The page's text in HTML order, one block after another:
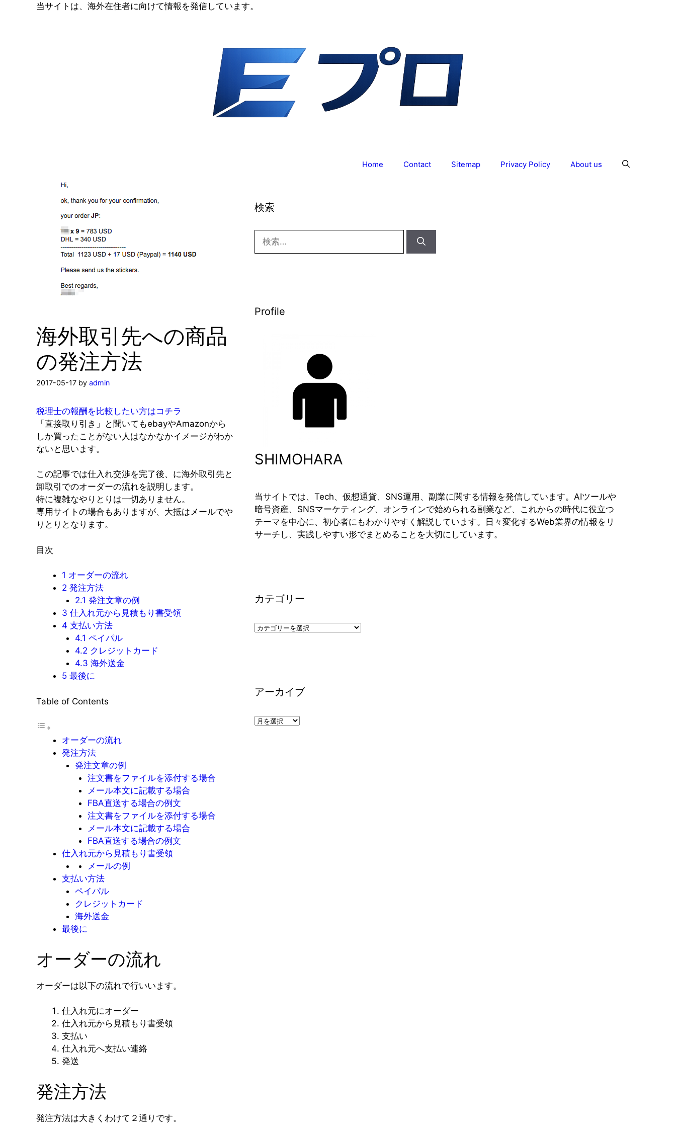
当サイトは、海外在住者に向けて情報を発信しています。
Home Contact Sitemap Privacy Policy About us
海外取引先への商品
の発注方法
2017-05-17 by admin
税理士の報酬を比較したい方はコチラ
「直接取り引き」と聞いてもebayやAmazonから
しか買ったことがない人はなかなかイメージがわか
ないと思います。
この記事では仕入れ交渉を完了後、に海外取引先と
卸取引でのオーダーの流れを説明します。
特に複雑なやりとりは一切ありません。
専用サイトの場合もありますが、大抵はメールでや
りとりとなります。
目次
1 オーダーの流れ
2 発注方法
2.1 発注文章の例
3 仕入れ元から見積もり書受領
4 支払い方法
4.1 ペイパル
4.2 クレジットカード
4.3 海外送金
5 最後に
Table of Contents
オーダーの流れ
発注方法
発注文章の例
注文書をファイルを添付する場合
メール本文に記載する場合
FBA直送する場合の例文
注文書をファイルを添付する場合
メール本文に記載する場合
FBA直送する場合の例文
仕入れ元から見積もり書受領
メールの例
支払い方法
ペイパル
クレジットカード
海外送金
最後に
オーダーの流れ
オーダーは以下の流れで行いいます。
仕入れ元にオーダー
仕入れ元から見積もり書受領
支払い
仕入れ元へ支払い連絡
発送
発注方法
発注方法は大きくわけて２通りです。
検索
索:
Profile
SHIMOHARA
当サイトでは、Tech、仮想通貨、SNS運用、副業に関する情報を発信しています。AIツールや
暗号資産、SNSマーケティング、オンラインで始められる副業など、これからの時代に役立つ
テーマを中心に、初心者にもわかりやすく解説しています。日々変化するWeb業界の情報をリ
サーチし、実践しやすい形でまとめることを大切にしています。
カテゴリー
カ
アーカイブ
ア